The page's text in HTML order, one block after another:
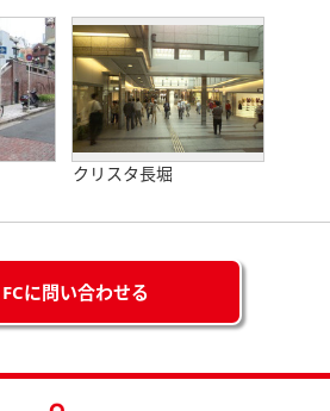
クリスタ長堀
FCに問い合わせる